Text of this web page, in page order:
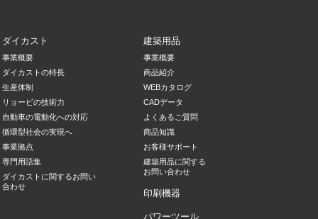
ダイカスト
事業概要
ダイカストの特長
生産体制
リョービの技術力
自動車の電動化への対応
循環型社会の実現へ
事業拠点
専門用語集
ダイカストに関するお問い
合わせ
建築用品
事業概要
商品紹介
WEBカタログ
CADデータ
よくあるご質問
商品知識
お客様サポート
建築用品に関する
お問い合わせ
印刷機器
パワーツール